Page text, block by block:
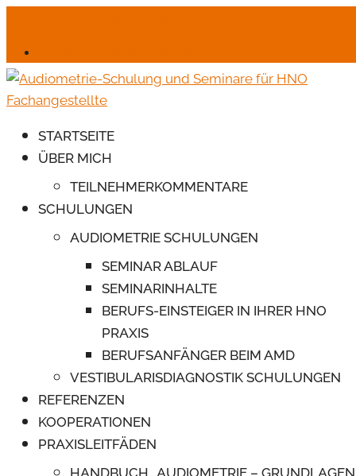
STARTSEITE
ÜBER MICH
TEILNEHMERKOMMENTARE
SCHULUNGEN
AUDIOMETRIE SCHULUNGEN
SEMINAR ABLAUF
SEMINARINHALTE
BERUFS-EINSTEIGER IN IHRER HNO
PRAXIS
BERUFSANFÄNGER BEIM AMD
VESTIBULARISDIAGNOSTIK SCHULUNGEN
REFERENZEN
KOOPERATIONEN
PRAXISLEITFÄDEN
HANDBUCH „AUDIOMETRIE – GRUNDLAGEN